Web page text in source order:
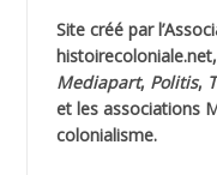
AHLOUCHE
AIBLIED Ahmed
Site créé par l’
histoirecoloniale.net
Mediapart, Politis,
et les associations
colonialisme.